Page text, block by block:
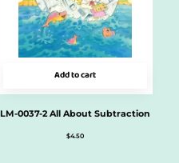
Add to cart
LM-0037-2 All About Subtraction
$4.50